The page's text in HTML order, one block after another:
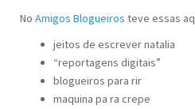
No Amigos Blogueiros teve essas
jeitos de escrever natalia
“reportagens digitais”
blogueiros para rir
maquina pa ra crepe